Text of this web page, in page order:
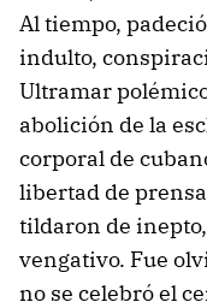
Al tiempo,
indulto,
Ultramar
abolición de la
corporal de
libertad de
tildaron de
vengativo. Fue
no se celebró el